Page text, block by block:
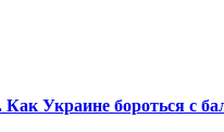
Украине бороться с